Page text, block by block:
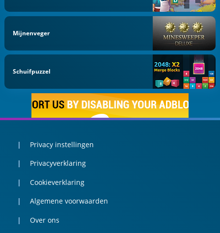
Mijnenveger
Schuifpuzzel
Privacy instellingen
Privacyverklaring
Cookieverklaring
Algemene voorwaarden
Over ons